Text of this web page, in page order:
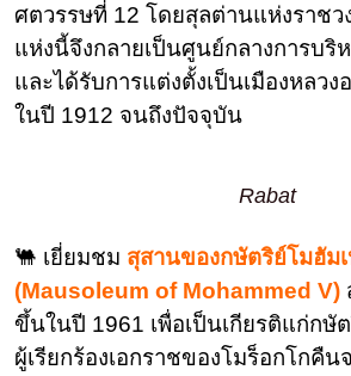
ศตวรรษที่ 12 โดยสุลต่านแห่งราชว
แห่งนี้จึงกลายเป็นศูนย์กลางการบริ
และได้รับการแต่งตั้งเป็นเมืองหลวง
ในปี 1912 จนถึงปัจจุบัน
Rabat
🐫 เยี่ยมชม สุสานของกษัตริย์โมฮัม
(Mausoleum of Mohammed V)
ขึ้นในปี 1961 เพื่อเป็นเกียรติแก่กษั
ผู้เรียกร้องเอกราชของโมร็อกโกคืน